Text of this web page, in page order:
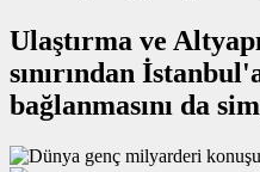
Ulaştırma ve
sınırından
bağlanmasını da